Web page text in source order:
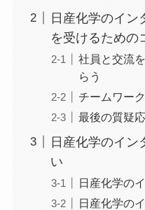
日産化学のイン
を受けるための
社員と交流
らう
チームワー
最後の質疑
日産化学のイン
い
日産化学の
日産化学の